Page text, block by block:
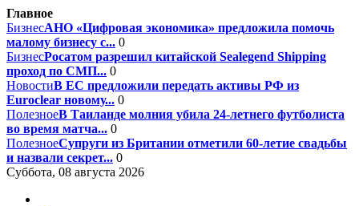
Главное
БизнесАНО «Цифровая экономика» предложила помочь
малому бизнесу с... 0
БизнесРосатом разрешил китайской Sealegend Shipping
проход по СМП... 0
НовостиВ ЕС предложили передать активы РФ из
Euroclear новому... 0
ПолезноеВ Таиланде молния убила 24-летнего футболиста
во время матча... 0
ПолезноеСупруги из Британии отметили 60-летие свадьбы
и назвали секрет... 0
Суббота, 08 августа 2026